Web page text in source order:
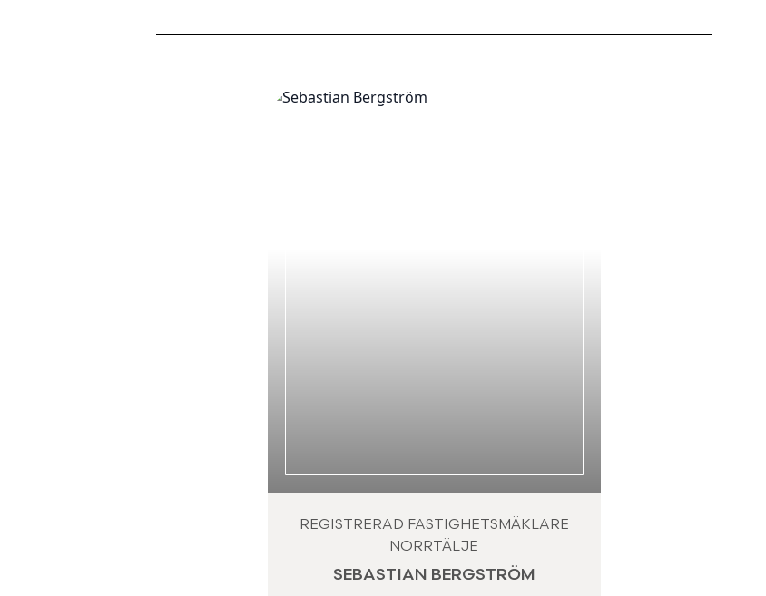
REGISTRERAD FASTIGHETSMÄKLARE
NORRTÄLJE
SEBASTIAN BERGSTRÖM